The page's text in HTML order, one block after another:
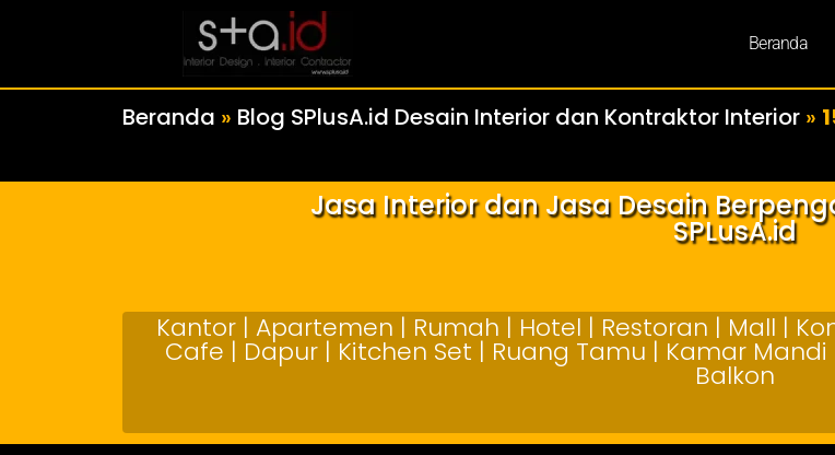
Beranda
Beranda » Blog SPlusA.id Desain Interior dan Kontraktor Interior »
Jasa Interior dan Jasa Desain
SPLusA.id
Kantor | Apartemen | Rumah | Hotel | Restoran | Mall |
Cafe | Dapur | Kitchen Set | Ruang Tamu | Kamar
Balkon